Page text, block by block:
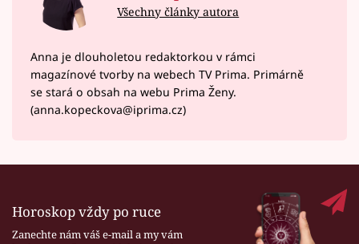
Všechny články autora
Anna je dlouholetou redaktorkou v rámci
magazínové tvorby na webech TV Prima. Primárně
se stará o obsah na webu Prima Ženy.
(anna.kopeckova@iprima.cz)
Horoskop vždy po ruce
Zanechte nám váš e-mail a my vám